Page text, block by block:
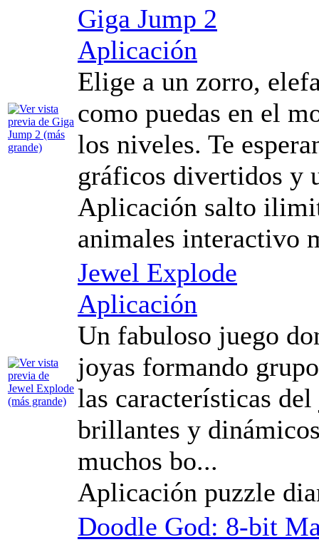
Giga Jump 2
Aplicación
Elige a un zorro,
como puedas en el
los niveles. Te
gráficos divertidos y
Aplicación salto
animales interactivo
Jewel Explode
Aplicación
Un fabuloso juego
joyas formando
las características
brillantes y
muchos bo...
Aplicación puzzle
Doodle God: 8-bit